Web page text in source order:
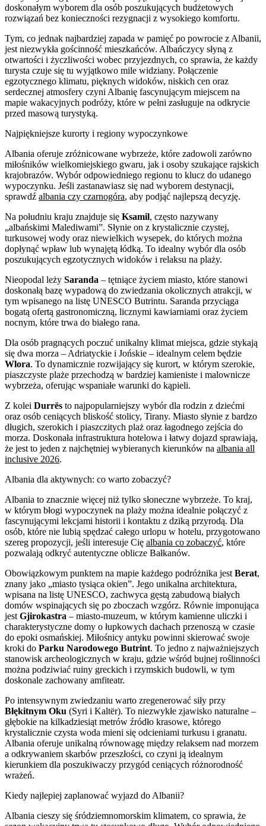
doskonałym wyborem dla osób poszukujących budżetowych
rozwiązań bez konieczności rezygnacji z wysokiego komfortu.
Tym, co jednak najbardziej zapada w pamięć po powrocie z Albanii,
jest niezwykła gościnność mieszkańców. Albańczycy słyną z
otwartości i życzliwości wobec przyjezdnych, co sprawia, że każdy
turysta czuje się tu wyjątkowo mile widziany. Połączenie
egzotycznego klimatu, pięknych widoków, niskich cen oraz
serdecznej atmosfery czyni Albanię fascynującym miejscem na
mapie wakacyjnych podróży, które w pełni zasługuje na odkrycie
przed masową turystyką.
Najpiękniejsze kurorty i regiony wypoczynkowe
Albania oferuje zróżnicowane wybrzeże, które zadowoli zarówno
miłośników wielkomiejskiego gwaru, jak i osoby szukające rajskich
krajobrazów. Wybór odpowiedniego regionu to klucz do udanego
wypoczynku. Jeśli zastanawiasz się nad wyborem destynacji,
sprawdź albania czy czarnogóra, aby podjąć najlepszą decyzję.
Na południu kraju znajduje się Ksamil, często nazywany
„albańskimi Malediwami”. Słynie on z krystalicznie czystej,
turkusowej wody oraz niewielkich wysepek, do których można
dopłynąć wpław lub wynajętą łódką. To idealny wybór dla osób
poszukujących egzotycznych widoków i relaksu na plaży.
Nieopodal leży Saranda – tętniące życiem miasto, które stanowi
doskonałą bazę wypadową do zwiedzania okolicznych atrakcji, w
tym wpisanego na listę UNESCO Butrintu. Saranda przyciąga
bogatą ofertą gastronomiczną, licznymi kawiarniami oraz życiem
nocnym, które trwa do białego rana.
Dla osób pragnących poczuć unikalny klimat miejsca, gdzie stykają
się dwa morza – Adriatyckie i Jońskie – idealnym celem będzie
Wlora. To dynamicznie rozwijający się kurort, w którym szerokie,
piaszczyste plaże przechodzą w bardziej kamieniste i malownicze
wybrzeża, oferując wspaniałe warunki do kąpieli.
Z kolei Durrës to najpopularniejszy wybór dla rodzin z dziećmi
oraz osób ceniących bliskość stolicy, Tirany. Miasto słynie z bardzo
długich, szerokich i piaszczitych plaż oraz łagodnego zejścia do
morza. Doskonała infrastruktura hotelowa i łatwy dojazd sprawiają,
że jest to jeden z najchętniej wybieranych kierunków na albania all
inclusive 2026.
Albania dla aktywnych: co warto zobaczyć?
Albania to znacznie więcej niż tylko słoneczne wybrzeże. To kraj,
w którym błogi wypoczynek na plaży można idealnie połączyć z
fascynującymi lekcjami historii i kontaktu z dziką przyrodą. Dla
osób, które nie lubią spędzać całego urlopu w hotelu, przygotowano
szereg propozycji, jeśli interesuje Cię albania co zobaczyć, które
pozwalają odkryć autentyczne oblicze Bałkanów.
Obowiązkowym punktem na mapie każdego podróżnika jest Berat,
znany jako „miasto tysiąca okien”. Jego unikalna architektura,
wpisana na listę UNESCO, zachwyca gęstą zabudową białych
domów wspinających się po zboczach wzgórz. Równie imponująca
jest Gjirokastra – miasto-muzeum, w którym kamienne uliczki i
charakterystyczne domy o łupkowych dachach przenoszą w czasie
do epoki osmańskiej. Miłośnicy antyku powinni skierować swoje
kroki do Parku Narodowego Butrint. To jedno z najważniejszych
stanowisk archeologicznych w kraju, gdzie wśród bujnej roślinności
można podziwiać ruiny greckich i rzymskich budowli, w tym
doskonale zachowany amfiteatr.
Po intensywnym zwiedzaniu warto zregenerować siły przy
Błękitnym Oku (Syri i Kaltër). To niezwykłe zjawisko naturalne –
głębokie na kilkadziesiąt metrów źródło krasowe, którego
krystalicznie czysta woda mieni się odcieniami turkusu i granatu.
Albania oferuje unikalną równowagę między relaksem nad morzem
a odkrywaniem skarbów przeszłości, co czyni ją idealnym
kierunkiem dla poszukiwaczy przygód ceniących różnorodność
wrażeń.
Kiedy najlepiej zaplanować wyjazd do Albanii?
Albania cieszy się śródziemnomorskim klimatem, co sprawia, że